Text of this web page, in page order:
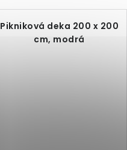
Pikniková deka 200 x 200
cm, modrá